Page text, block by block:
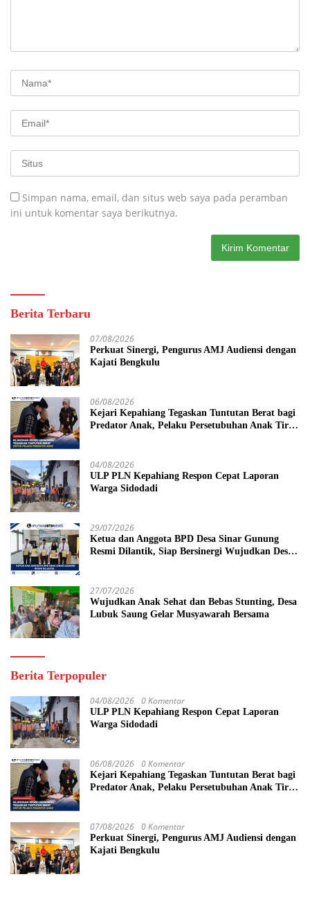
Simpan nama, email, dan situs web saya pada peramban
ini untuk komentar saya berikutnya.
Berita Terbaru
07/08/2026
Perkuat Sinergi, Pengurus AMJ Audiensi dengan
Kajati Bengkulu
06/08/2026
Kejari Kepahiang Tegaskan Tuntutan Berat bagi
Predator Anak, Pelaku Persetubuhan Anak Tiri
04/08/2026
ULP PLN Kepahiang Respon Cepat Laporan
Warga Sidodadi
29/07/2026
Ketua dan Anggota BPD Desa Sinar Gunung
Resmi Dilantik, Siap Bersinergi Wujudkan Desa
27/07/2026
Wujudkan Anak Sehat dan Bebas Stunting, Desa
Lubuk Saung Gelar Musyawarah Bersama
Berita Terpopuler
04/08/2026 0 Komentar
ULP PLN Kepahiang Respon Cepat Laporan
Warga Sidodadi
06/08/2026 0 Komentar
Kejari Kepahiang Tegaskan Tuntutan Berat bagi
Predator Anak, Pelaku Persetubuhan Anak Tiri
07/08/2026 0 Komentar
Perkuat Sinergi, Pengurus AMJ Audiensi dengan
Kajati Bengkulu